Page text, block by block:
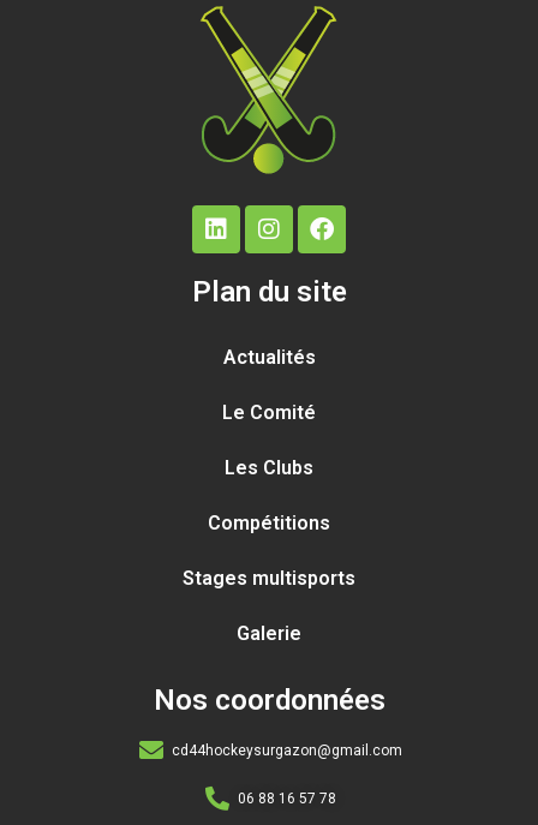
Plan du site
Actualités
Le Comité
Les Clubs
Compétitions
Stages multisports
Galerie
Nos coordonnées
cd44hockeysurgazon@gmail.com
06 88 16 57 78